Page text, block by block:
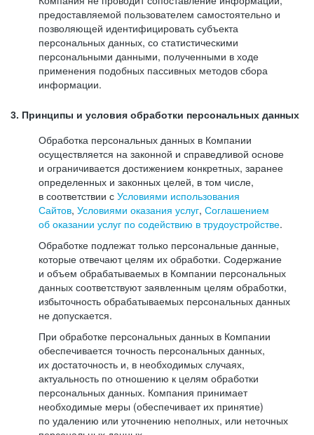
предоставляемой пользователем самостоятельно и
позволяющей идентифицировать субъекта
персональных данных, со статистическими
персональными данными, полученными в ходе
применения подобных пассивных методов сбора
информации.
3. Принципы и условия обработки персональных данных
Обработка персональных данных в Компании
осуществляется на законной и справедливой основе
и ограничивается достижением конкретных, заранее
определенных и законных целей, в том числе,
в соответствии с Условиями использования
Сайтов, Условиями оказания услуг, Соглашением
об оказании услуг по содействию в трудоустройстве.
Обработке подлежат только персональные данные,
которые отвечают целям их обработки. Содержание
и объем обрабатываемых в Компании персональных
данных соответствуют заявленным целям обработки,
избыточность обрабатываемых персональных данных
не допускается.
При обработке персональных данных в Компании
обеспечивается точность персональных данных,
их достаточность и, в необходимых случаях,
актуальность по отношению к целям обработки
персональных данных. Компания принимает
необходимые меры (обеспечивает их принятие)
по удалению или уточнению неполных, или неточных